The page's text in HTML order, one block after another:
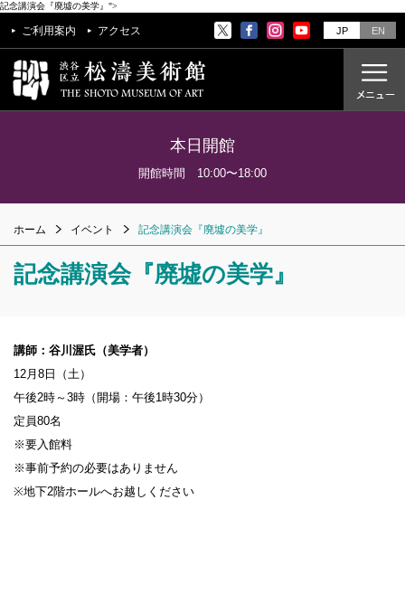
記念講演会『廃墟の美学』">
ご利用案内 アクセス JP EN
これからの展覧会
過去の展覧会
これからのイベント
美術教室
過去のイベント
本日開館
開館時間 10:00〜18:00
ホーム イベント 記念講演会『廃墟の美学』
記念講演会『廃墟の美学』
講師：谷川渥氏（美学者）
12月8日（土）
午後2時～3時（開場：午後1時30分）
定員80名
※要入館料
※事前予約の必要はありません
※地下2階ホールへお越しください